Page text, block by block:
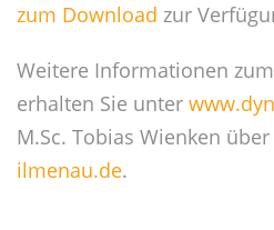
zum Download zur
Weitere Informationen
erhalten Sie unter
M.Sc. Tobias Wienken über
ilmenau.de.